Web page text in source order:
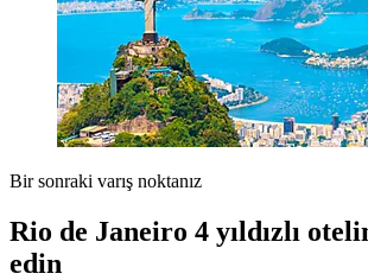
Bir sonraki varış noktanız
Rio de Janeiro 4 yıldızlı
edin